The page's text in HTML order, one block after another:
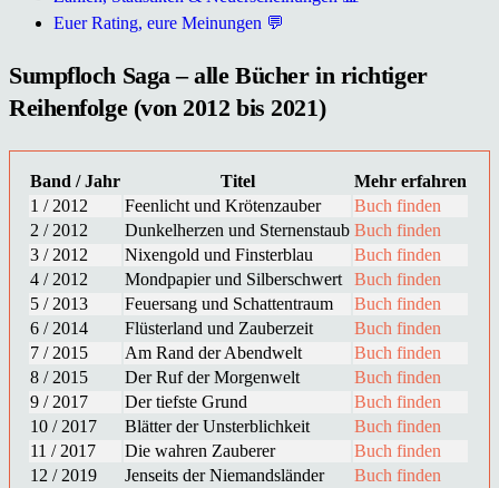
Euer Rating, eure Meinungen 💬
Sumpfloch Saga – alle Bücher in richtiger
Reihenfolge (von 2012 bis 2021)
Band / Jahr Titel
Mehr erfahren
1 / 2012
Feenlicht und Krötenzauber
Buch finden
2 / 2012
Dunkelherzen und Sternenstaub Buch finden
3 / 2012
Nixengold und Finsterblau
Buch finden
4 / 2012
Mondpapier und Silberschwert
Buch finden
5 / 2013
Feuersang und Schattentraum
Buch finden
6 / 2014
Flüsterland und Zauberzeit
Buch finden
7 / 2015
Am Rand der Abendwelt
Buch finden
8 / 2015
Der Ruf der Morgenwelt
Buch finden
9 / 2017
Der tiefste Grund
Buch finden
10 / 2017
Blätter der Unsterblichkeit
Buch finden
11 / 2017
Die wahren Zauberer
Buch finden
12 / 2019
Jenseits der Niemandsländer
Buch finden